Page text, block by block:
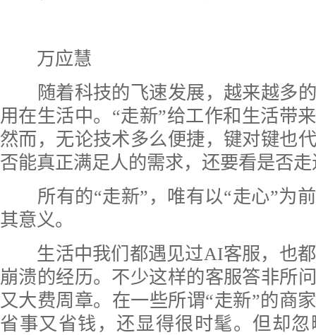
万应慧
随着科技的飞速发展，越来越多的
用在生活中。“走新”给工作和生活带
然而，无论技术多么便捷，键对键也
否能真正满足人的需求，还要看是否
所有的“走新”，唯有以“走心”为
其意义。
生活中我们都遇见过AI客服，也都
崩溃的经历。不少这样的客服答非所
又大费周章。在一些所谓“走新”的商
省事又省钱，还显得很时髦。但却